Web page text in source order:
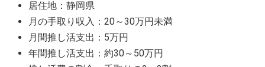
居住地：静岡県
月の手取り収入：20～30万円未満
月間推し活支出：5万円
年間推し活支出：約30～50万円